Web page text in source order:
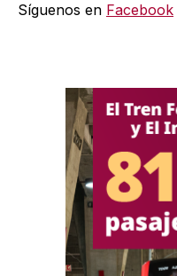
Síguenos en Facebook